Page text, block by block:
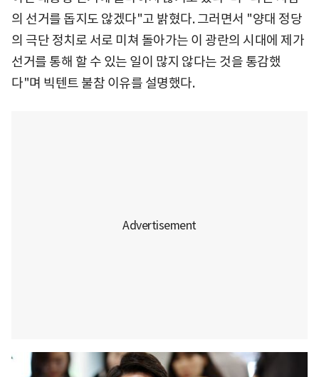
의 선거를 돕지도 않겠다"고 밝혔다. 그러면서 "양대 정당
의 극단 정치로 서로 미쳐 돌아가는 이 광란의 시대에 제가
선거를 통해 할 수 있는 일이 많지 않다는 것을 통감했
다"며 빅텐트 불참 이유를 설명했다.